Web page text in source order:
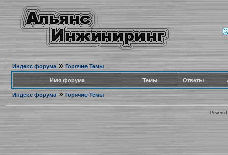
Индекс форума» Горячие Темы
Имя форума Темы Ответы
Индекс форума» Горячие Темы